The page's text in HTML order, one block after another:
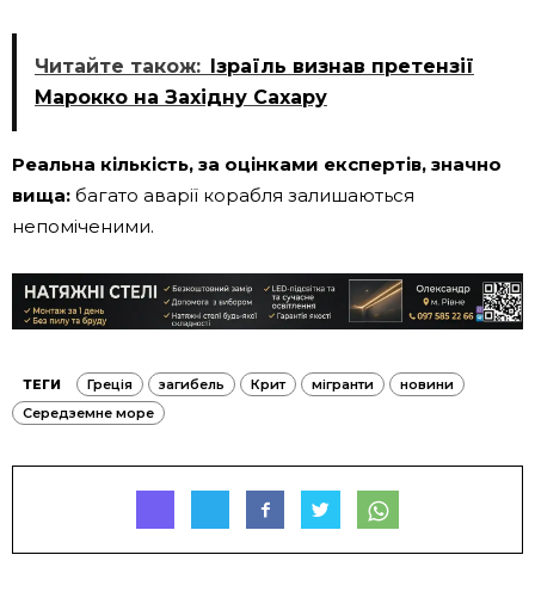
Читайте також:
Ізраїль визнав претензії
Марокко на Західну Сахару
Реальна кількість, за оцінками експертів, значно
вища: багато аварії корабля залишаються
непоміченими.
ТЕГИ Греція загибель Крит мігранти
новини
Середземне море